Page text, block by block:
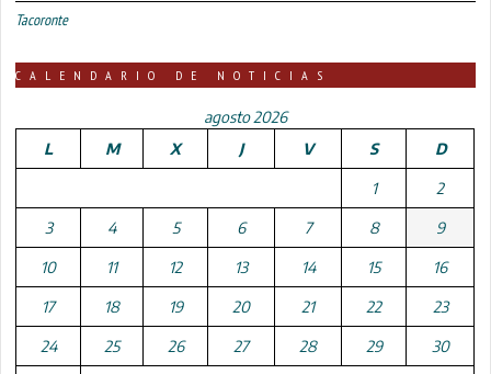
Tacoronte
CALENDARIO DE NOTICIAS
agosto 2026
L
M X J V S D
1 2
3 4 5 6 7 8 9
10 11 12 13 14 15 16
17 18 19 20 21 22 23
24 25 26 27 28 29 30